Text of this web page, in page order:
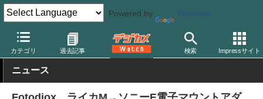
Powered by Translate
カテゴリ 過去記事 検索 Impressサイト
デジカメ Watch レンズ マウントアダプター
ニュース